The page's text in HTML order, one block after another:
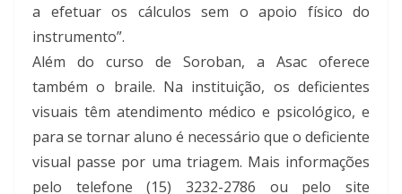
a efetuar os cálculos sem o apoio físico do
instrumento”.
Além do curso de Soroban, a Asac oferece
também o braile. Na instituição, os deficientes
visuais têm atendimento médico e psicológico, e
para se tornar aluno é necessário que o deficiente
visual passe por uma triagem. Mais informações
pelo telefone (15) 3232-2786 ou pelo site